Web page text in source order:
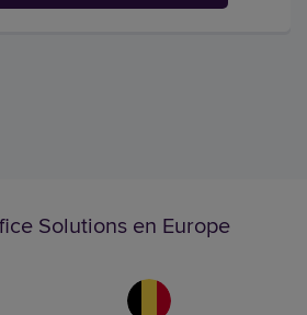
Solutions en Europe